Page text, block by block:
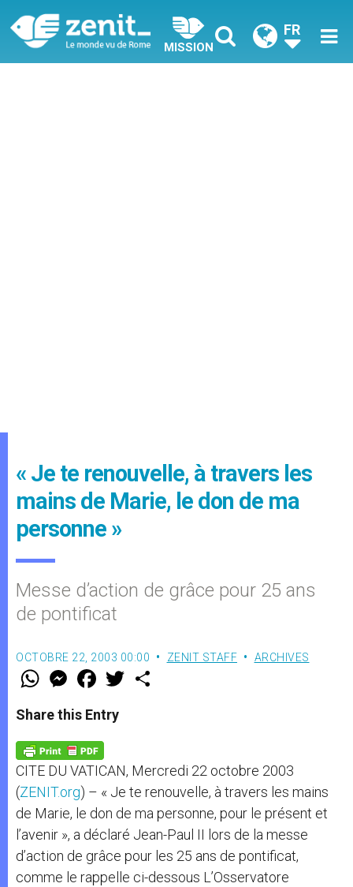
MISSION
FR
« Je te renouvelle, à travers les
mains de Marie, le don de ma
personne »
Messe d’action de grâce pour 25 ans
de pontificat
OCTOBRE 22, 2003 00:00 ZENIT STAFF ARCHIVES
W
t
s
p
p
M
e
s
e
g
e
r
F
a
e
b
o
k
w
Share this Entry
CITE DU VATICAN, Mercredi 22 octobre 2003
(ZENIT.org) – « Je te renouvelle, à travers les mains
de Marie, le don de ma personne, pour le présent et
l’avenir », a déclaré Jean-Paul II lors de la messe
d’action de grâce pour les 25 ans de pontificat,
comme le rappelle ci-dessous L’Osservatore